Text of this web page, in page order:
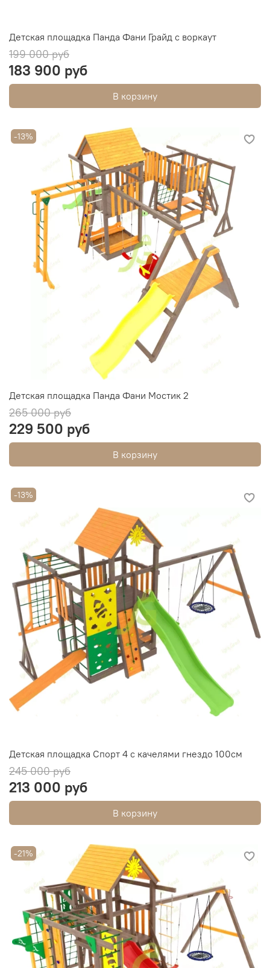
Детская площадка Панда Фани Грайд с воркаут
199 000 руб
183 900 руб
В корзину
-13%
Детская площадка Панда Фани Мостик 2
265 000 руб
229 500 руб
В корзину
-13%
Детская площадка Спорт 4 с качелями гнездо 100см
245 000 руб
213 000 руб
В корзину
-21%